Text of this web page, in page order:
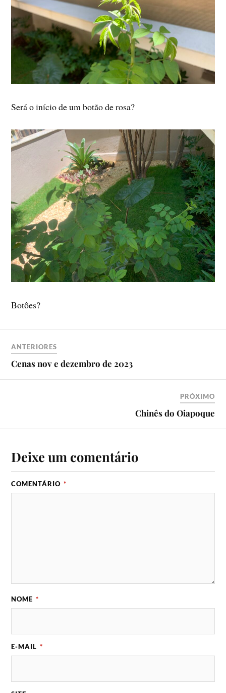
Será o início de um botão de rosa?
Botôes?
ANTERIORES
Cenas nov e dezembro de 2023
PRÓXIMO
Chinês do Oiapoque
Deixe um comentário
COMENTÁRIO *
NOME *
E-MAIL *